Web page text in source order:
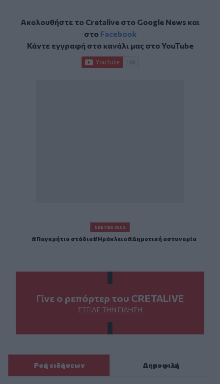
Ακολουθήστε το Cretalive στο Google Newsκαι
στο Facebook
Κάντε εγγραφή στο κανάλι μας στοYouTube
ΣΧΕΤΙΚΆ TAGS
Παγκρήτιο στάδιο Ηράκλειο Δημοτική αστυνομία
Γίνε ο ρεπόρτερ του CRETALIVE
ΣΤΕΊΛΕ ΤΗΝ ΕΊΔΗΣΗ
Ροή ειδήσεων Δημοφιλή